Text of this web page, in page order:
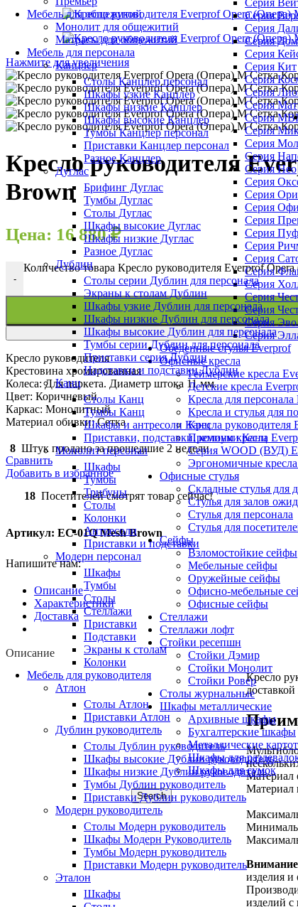
Серия
Серия
Серия
Серия
Серия Кит
Серия
Серия
Серия
Серия
Серия
Серия
Серия
Серия Нео
Серия
Серия
Серия
Серия
Серия
Серия
Серия
Серия
Серия
Серия
Серия
Серия
Серия
Обеденные стулья Everprof
Офисные кресла
Геймерские кресла
Детские кресла
Кресла для персонала
Кресла и стулья для
Кресла руководителя
Премиум кресла
Серия WOOD (ВУД)
Эргономичные
Офисные стулья
Складные стулья для
Стулья для залов
Стулья для персонала
Стулья для
Сейфы
Взломостойкие сейфы
Мебельные сейфы
Оружейные сейфы
Офисно-мебельные
Офисные сейфы
Стеллажи
Стеллажи лофт
Стойки ресепшн
Стойки Дэмир
Стойки Монолит
Стойки Ровер
Столы журнальные
Шкафы металлические
Архивные шкафы
Бухгалтерские шкафы
Металлические
Шкафы для
Шкафы для сумок
Search
Мебель для общежитий
Монолит для общежитий
Матрасы для общежитий
Мебель для персонала
Канцлер
Столы Канцлер персонал
Шкафы узкие Канцлер
Шкафы низкие Канцлер
Шкафы высокие Канцлер
Тумбы Канцлер персонал
Приставки Канцлер персонал
Разное Канцлер
Дуглас
Брифинг Дуглас
Тумбы Дуглас
Столы Дуглас
Шкафы высокие Дуглас
Шкафы низкие Дуглас
Разное Дуглас
Дублин
Столы серии Дублин для персонала
Экраны к столам Дублин
Шкафы узкие Дублин для персонала
Шкафы низкие Дублин для персонала
Шкафы высокие Дублин для персонала
Тумбы серии Дублин для персонала
Приставки серия Дублин
Надставки и подставки Дублин
Канц
Столы Канц
Тумбы Канц
Шкафы и антресоли Канц
Приставки, подставки, колонки Канц
Монолит персонал
Шкафы
Тумбы
Трибуны
Столы
Колонки
Антресоли
Приставки и подставки
Модерн персонал
Шкафы
Тумбы
Столы
Стеллажи
Приставки
Подставки
Экраны к столам
Колонки
Мебель для руководителя
Атлон
Столы Атлон
Приставки Атлон
Дублин руководитель
Столы Дублин руководитель
Шкафы высокие Дублин руководитель
Шкафы низкие Дублин руководитель
Тумбы Дублин руководитель
Приставки Дублин руководитель
Модерн руководитель
Столы Модерн руководитель
Шкафы Модерн Руководитель
Тумбы Модерн руководитель
Приставки Модерн руководитель
Эталон
Шкафы
Нажмите для увеличения
Кресло руководителя
Brown
Цена: 16 880₽
-
Количество товара Кресло руководителя Everprof
Кресло руководителя
Крестовина хромированная
Колеса: Для паркета. Диаметр штока 11 мм.
Цвет: Коричневый
Каркас: Монолитный
Материал обивки: Сетка
8 Штук продано за прошедшие 2 недели
Сравнить
Добавить в избранное
18 Посетителей смотрят товар сейчас!
Артикул: EC-01Q Mesh Brown
Напишите нам:
Описание
Характеристики
Доставка
Описание
Кресло
Материал
Материал
изделия и
изделий с